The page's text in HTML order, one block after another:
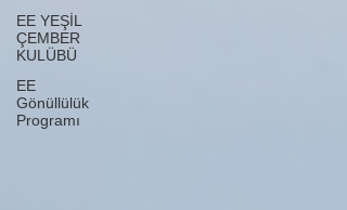
EE YEŞİL
ÇEMBER
KULÜBÜ
EE
Gönüllülük
Programı